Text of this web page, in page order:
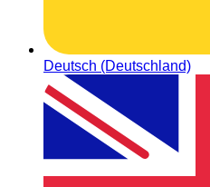
Deutsch (Deutschland)